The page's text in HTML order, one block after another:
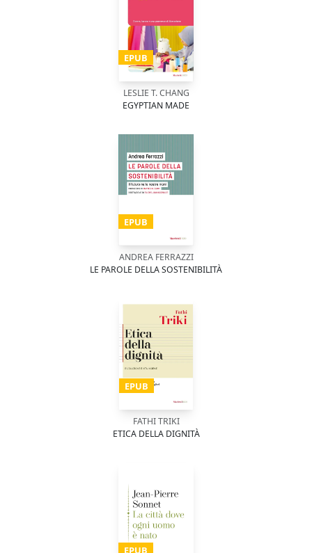
EPUB
LESLIE T. CHANG
EGYPTIAN MADE
EPUB
ANDREA FERRAZZI
LE PAROLE DELLA SOSTENIBILITÀ
EPUB
FATHI TRIKI
ETICA DELLA DIGNITÀ
EPUB